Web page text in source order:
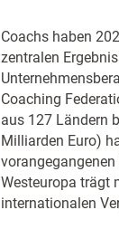
Coachs haben
zentralen
Coaching
aus 127 Ländern
Milliarden Euro)
Westeuropa trägt
internationalen